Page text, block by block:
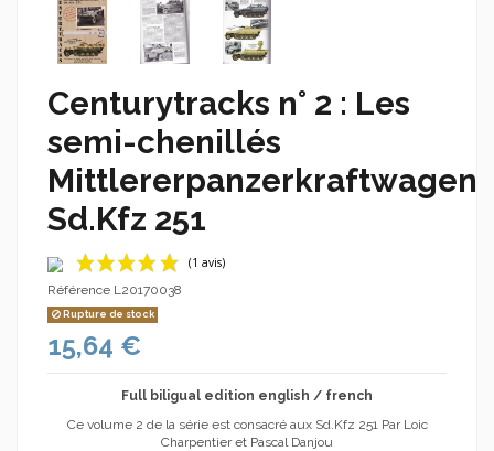
Centurytracks n° 2 : Les
semi-chenillés
Mittlererpanzerkraftwagen
Sd.Kfz 251
Référence L20170038
Rupture de stock
15,64 €
Full biligual edition english / french
Ce volume 2 de la série est consacré aux Sd.Kfz 251 Par Loic
Charpentier et Pascal Danjou